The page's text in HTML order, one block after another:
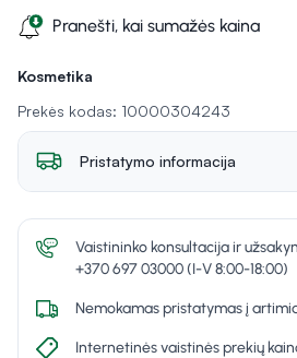
Kosmetika
Prekės kodas: 10000304243
Pranešti, kai sumažės kaina
Pristatymo informacija
Vaistininko konsultacija ir
+370 697 03000 (I-V 8:00-18:00)
Nemokamas pristatymas į
Internetinės vaistinės prekių